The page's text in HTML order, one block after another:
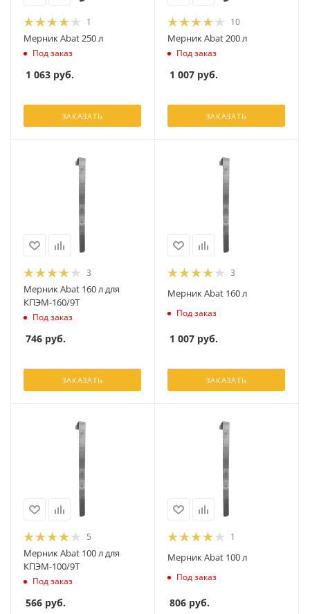
1
Мерник Abat 250 л
Под заказ
1 063 руб.
ЗАКАЗАТЬ
10
Мерник Abat 200 л
Под заказ
1 007 руб.
ЗАКАЗАТЬ
3
Мерник Abat 160 л для
КПЭМ-160/9Т
Под заказ
746 руб.
ЗАКАЗАТЬ
3
Мерник Abat 160 л
Под заказ
1 007 руб.
ЗАКАЗАТЬ
5
Мерник Abat 100 л для
КПЭМ-100/9Т
Под заказ
566 руб.
1
Мерник Abat 100 л
Под заказ
806 руб.